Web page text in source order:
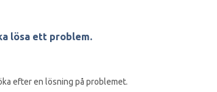
lösa ett problem.
efter en lösning på problemet.